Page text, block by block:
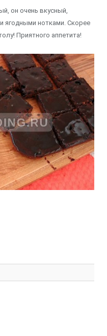
он очень вкусный,
ягодными нотками. Скорее
Приятного аппетита!